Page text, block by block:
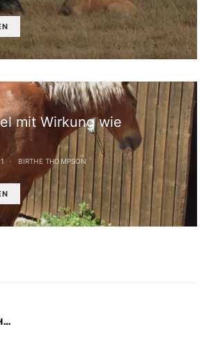
mit Wirkung wie
BIRTHE THOMPSON